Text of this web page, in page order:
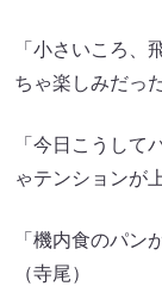
「小さいころ、
ちゃ楽しみだっ
「今日こうして
ゃテンションが
「機内食のパン
（寺尾）